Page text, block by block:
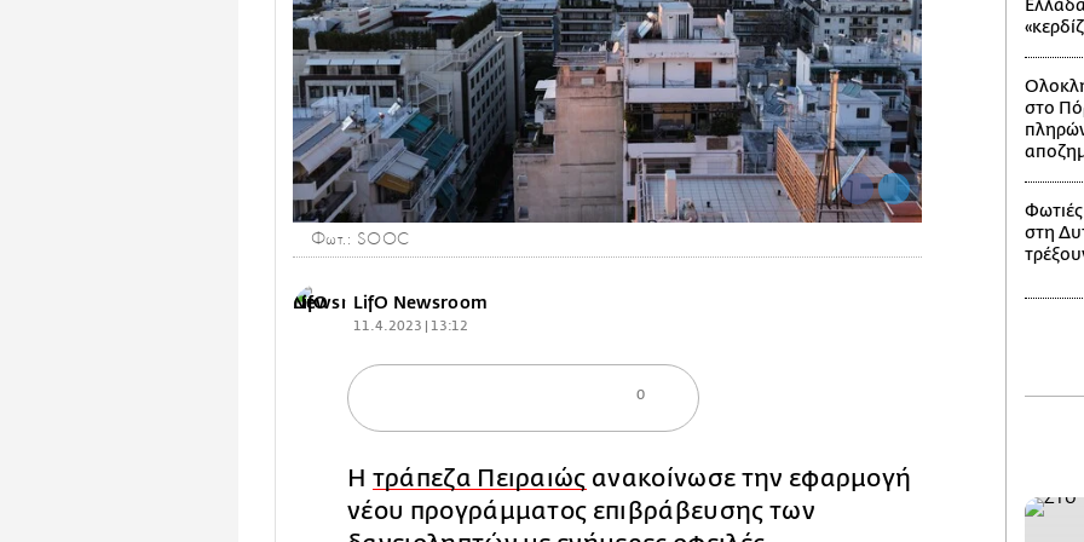
Φωτ.: SOOC
LifO Newsroom
11.4.2023 | 13:12
0
Η τράπεζα Πειραιώς ανακοίνωσε την εφαρμογή
νέου προγράμματος επιβράβευσης των
στο
στη